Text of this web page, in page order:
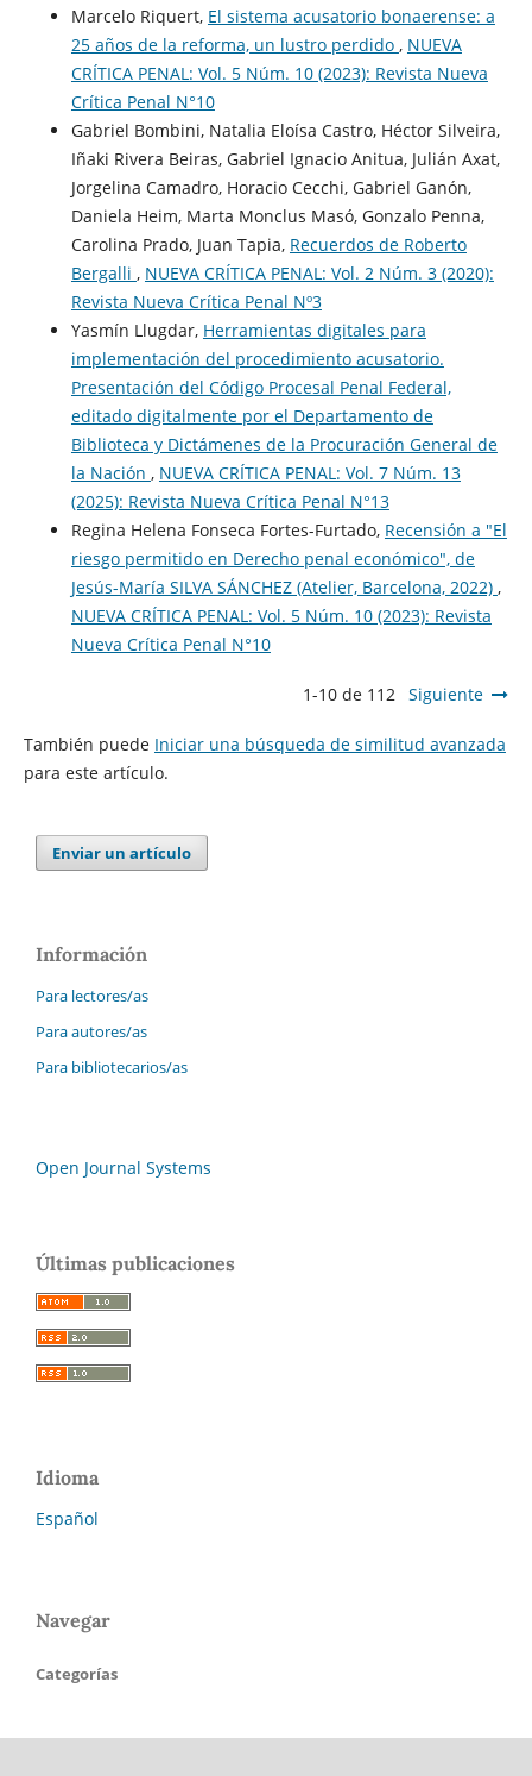
Marcelo Riquert, El sistema acusatorio bonaerense: a
25 años de la reforma, un lustro perdido , NUEVA
CRÍTICA PENAL: Vol. 5 Núm. 10 (2023): Revista Nueva
Crí­tica Penal N°10
Gabriel Bombini, Natalia Eloísa Castro, Héctor Silveira,
Iñaki Rivera Beiras, Gabriel Ignacio Anitua, Julián Axat,
Jorgelina Camadro, Horacio Cecchi, Gabriel Ganón,
Daniela Heim, Marta Monclus Masó, Gonzalo Penna,
Carolina Prado, Juan Tapia, Recuerdos de Roberto
Bergalli , NUEVA CRÍTICA PENAL: Vol. 2 Núm. 3 (2020):
Revista Nueva Crítica Penal Nº3
Yasmín Llugdar, Herramientas digitales para
implementación del procedimiento acusatorio.
Presentación del Código Procesal Penal Federal,
editado digitalmente por el Departamento de
Biblioteca y Dictámenes de la Procuración General de
la Nación , NUEVA CRÍTICA PENAL: Vol. 7 Núm. 13
(2025): Revista Nueva Crí­tica Penal N°13
Regina Helena Fonseca Fortes-Furtado, Recensión a "El
riesgo permitido en Derecho penal económico", de
Jesús-María SILVA SÁNCHEZ (Atelier, Barcelona, 2022) ,
NUEVA CRÍTICA PENAL: Vol. 5 Núm. 10 (2023): Revista
Nueva Crí­tica Penal N°10
1-10 de 112 Siguiente
También puede Iniciar una búsqueda de similitud avanzada
para este artículo.
Enviar un artículo
Información
Para lectores/as
Para autores/as
Para bibliotecarios/as
Open Journal Systems
Últimas publicaciones
Idioma
Español
Navegar
Categorías